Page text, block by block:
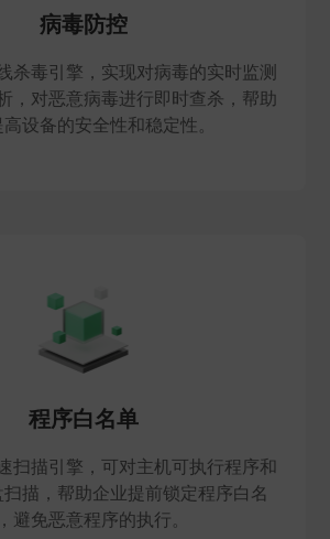
病毒防控
杀毒引擎，实现对病毒的实时监测
，对恶意病毒进行即时查杀，帮助
设备的安全性和稳定性。
程序白名单
扫描引擎，可对主机可执行程序和
描，帮助企业提前锁定程序白名
避免恶意程序的执行。